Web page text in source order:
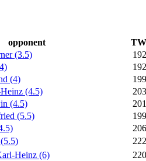
opponent
(3.5)
(4)
(4.5)
(4.5)
(5.5)
Heinz (6)